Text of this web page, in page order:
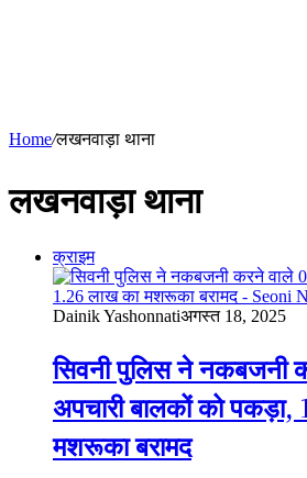
Home/लखनवाड़ा थाना
लखनवाड़ा थाना
क्राइम
Dainik Yashonnatiअगस्त 18, 2025
सिवनी पुलिस ने नकबजनी
अपचारी बालकों को
मशरूका बरामद